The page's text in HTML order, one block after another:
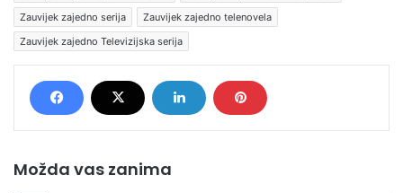
Zauvijek zajedno serija
Zauvijek zajedno telenovela
Zauvijek zajedno Televizijska serija
Možda vas zanima